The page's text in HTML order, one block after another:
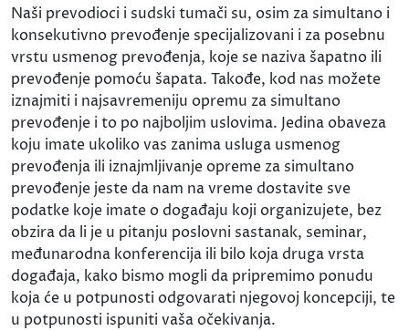
Naši prevodioci i sudski tumači su, osim za simultano i
konsekutivno prevođenje specijalizovani i za posebnu
vrstu usmenog prevođenja, koje se naziva šapatno ili
prevođenje pomoću šapata. Takođe, kod nas možete
iznajmiti i najsavremeniju opremu za simultano
prevođenje i to po najboljim uslovima. Jedina obaveza
koju imate ukoliko vas zanima usluga usmenog
prevođenja ili iznajmljivanje opreme za simultano
prevođenje jeste da nam na vreme dostavite sve
podatke koje imate o događaju koji organizujete, bez
obzira da li je u pitanju poslovni sastanak, seminar,
međunarodna konferencija ili bilo koja druga vrsta
događaja, kako bismo mogli da pripremimo ponudu
koja će u potpunosti odgovarati njegovoj koncepciji, te
u potpunosti ispuniti vaša očekivanja.